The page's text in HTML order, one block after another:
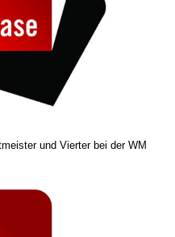
und Vierter bei der WM